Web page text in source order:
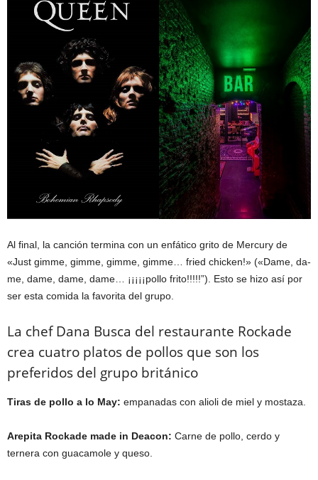
Al final, la canción termina con un enfático grito de Mercury de
«Just gimme, gimme, gimme, gimme… fried chicken!» («Dame, da-
me, dame, dame, dame… ¡¡¡¡¡pollo frito!!!!!”). Esto se hizo así por
ser esta comida la favorita del grupo.
La chef Dana Busca del restaurante Rockade
crea cuatro platos de pollos que son los
preferidos del grupo británico
Tiras de pollo a lo May: empanadas con alioli de miel y mostaza.
Arepita Rockade made in Deacon: Carne de pollo, cerdo y
ternera con guacamole y queso.